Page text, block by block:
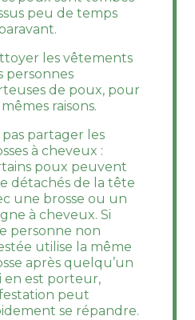
peu de temps
les vêtements
personnes
de poux, pour
mêmes raisons.
pas partager les
à cheveux :
poux peuvent
détachés de la tête
une brosse ou un
à cheveux. Si
personne non
utilise la même
après quelqu’un
en est porteur,
peut
se répandre.